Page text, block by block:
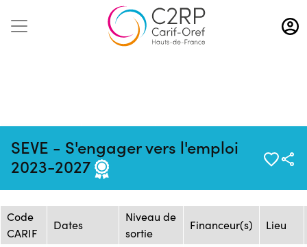
Aller
au
contenu
SEVE - S'engager vers l'emploi
2023-2027
06/03/2026
26255833F
pour le Travail - SJT
Session de formation
Code
CARIF
Dates
Niveau de
sortie
Financeur(s) Lieu